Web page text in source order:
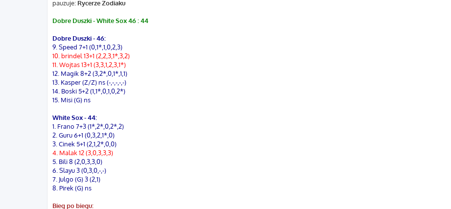
pauzuje: Rycerze Zodiaku
Dobre Duszki - White Sox 46 : 44
Dobre Duszki - 46:
9. Speed 7+1 (0,1*,1,0,2,3)
10. brindel 13+1 (2,2,3,1*,3,2)
11. Wojtas 13+1 (3,3,1,2,3,1*)
12. Magik 8+2 (3,2*,0,1*,1,1)
13. Kasper (Z/Z) ns (-,-,-,-,-)
14. Boski 5+2 (1,1*,0,1,0,2*)
15. Misi (G) ns
White Sox - 44:
1. Frano 7+3 (1*,2*,0,2*,2)
2. Guru 6+1 (0,3,2,1*,0)
3. Cinek 5+1 (2,1,2*,0,0)
4. Malak 12 (3,0,3,3,3)
5. Bili 8 (2,0,3,3,0)
6. Slayu 3 (0,3,0,-,-)
7. Julgo (G) 3 (2,1)
8. Pirek (G) ns
Bieg po biegu: